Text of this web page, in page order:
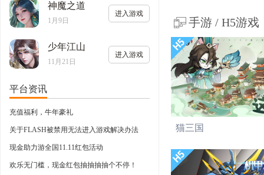
神魔之道
1月9日
进入游戏
少年江山
11月21日
进入游戏
平台资讯
充值福利，牛年豪礼
关于FLASH被禁用无法进入游戏解决办法
现金助力游全国11.11红包活动
欢乐无门槛，现金红包抽抽抽抽个不停！
手游 / H5游戏
猫三国